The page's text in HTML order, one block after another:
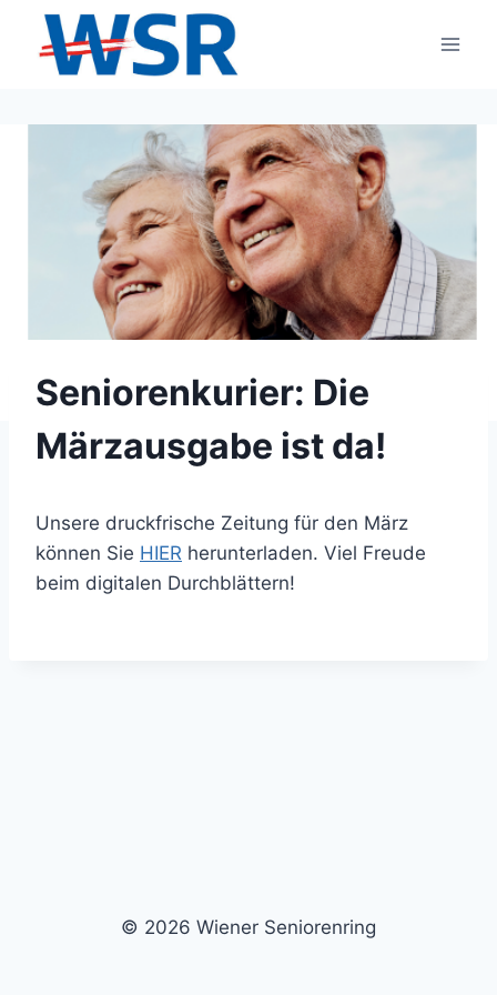
Inhalt
springen
Seniorenkurier: Die
Märzausgabe ist da!
Unsere druckfrische Zeitung für den März
können Sie HIER herunterladen. Viel Freude
beim digitalen Durchblättern!
© 2026 Wiener Seniorenring